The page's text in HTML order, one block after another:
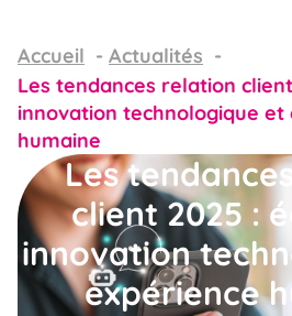
Accueil
Actualités
Les tendances relation
innovation technologique et
humaine
Les
client 2025 :
innovation
expérience